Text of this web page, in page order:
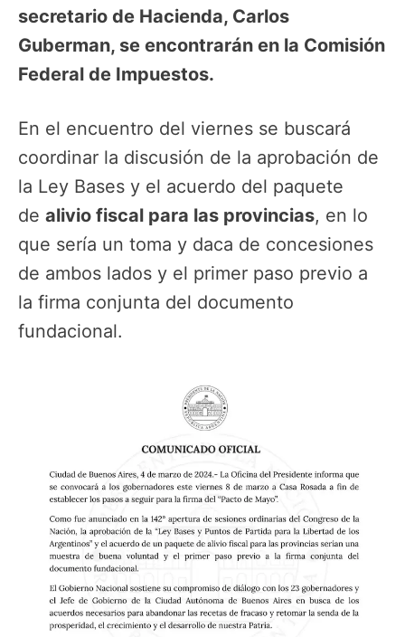
secretario de Hacienda, Carlos
Guberman, se encontrarán en la Comisión
Federal de Impuestos.
En el encuentro del viernes se buscará
coordinar la discusión de la aprobación de
la Ley Bases y el acuerdo del paquete
de alivio fiscal para las provincias, en lo
que sería un toma y daca de concesiones
de ambos lados y el primer paso previo a
la firma conjunta del documento
fundacional.